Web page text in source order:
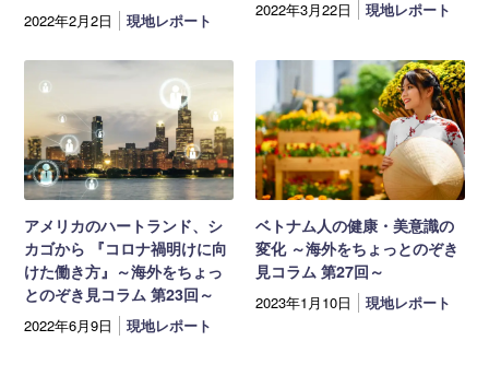
2022年2月2日 現地レポート
2022年3月22日 現地レポート
アメリカのハートランド、シ
カゴから 『コロナ禍明けに向
けた働き方』～海外をちょっ
とのぞき見コラム 第23回～
2022年6月9日 現地レポート
ベトナム人の健康・美意識の
変化 ～海外をちょっとのぞき
見コラム 第27回～
2023年1月10日 現地レポート